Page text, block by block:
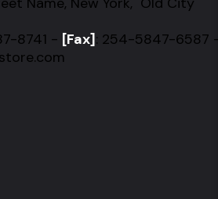
8741 - [Fax]: 254-5847-6587